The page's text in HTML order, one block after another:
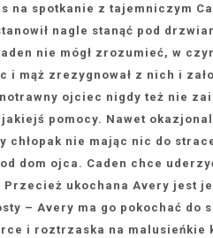
na spotkanie z tajemniczym
nagle stanąć pod
nie mógł zrozumieć, w
mąż zrezygnował z nich i
ojciec nigdy też nie
pomocy. Nawet
chłopak nie mając nic do
dom ojca. Caden chce
ukochana Avery jest
– Avery ma go pokochać do
i roztrzaska na malusieńkie